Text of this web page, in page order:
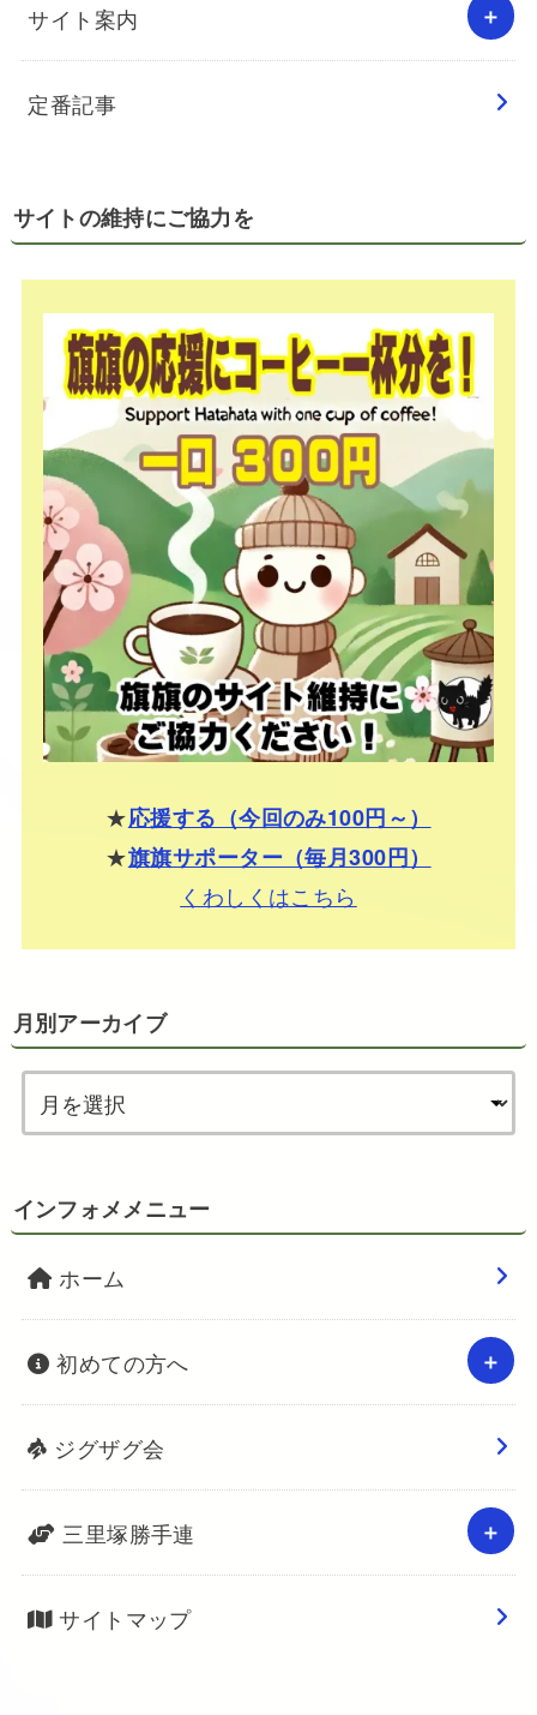
サイト案内
定番記事
サイトの維持にご協力を
★応援する（今回のみ100円～）
★旗旗サポーター（毎月300円）
くわしくはこちら
月別アーカイブ
インフォメメニュー
ホーム
初めての方へ
ジグザグ会
三里塚勝手連
サイトマップ